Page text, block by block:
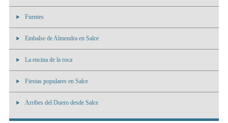
Fuentes
Embalse de Almendra en Salce
La encina de la roca
Fiestas populares en Salce
Arribes del Duero desde Salce